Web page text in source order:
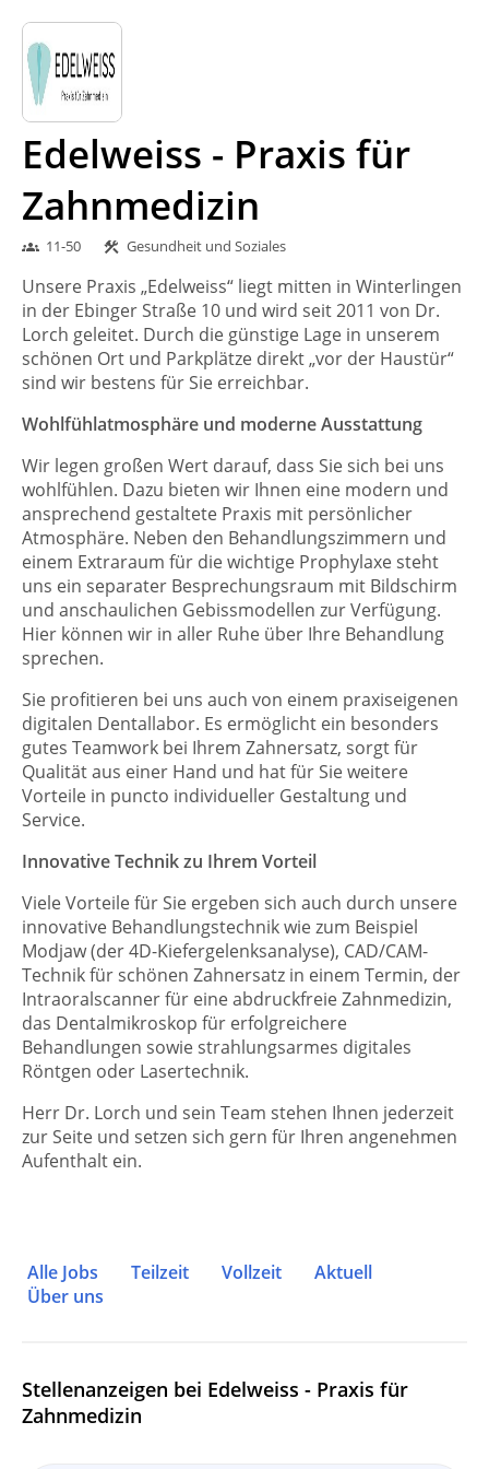
Edelweiss - Praxis für
Zahnmedizin
groups 11-50 construction Gesundheit und Soziales
Unsere Praxis „Edelweiss“ liegt mitten in Winterlingen
in der Ebinger Straße 10 und wird seit 2011 von Dr.
Lorch geleitet. Durch die günstige Lage in unserem
schönen Ort und Parkplätze direkt „vor der Haustür“
sind wir bestens für Sie erreichbar.
Wohlfühlatmosphäre und moderne Ausstattung
Wir legen großen Wert darauf, dass Sie sich bei uns
wohlfühlen. Dazu bieten wir Ihnen eine modern und
ansprechend gestaltete Praxis mit persönlicher
Atmosphäre. Neben den Behandlungszimmern und
einem Extraraum für die wichtige Prophylaxe steht
uns ein separater Besprechungsraum mit Bildschirm
und anschaulichen Gebissmodellen zur Verfügung.
Hier können wir in aller Ruhe über Ihre Behandlung
sprechen.
Sie profitieren bei uns auch von einem praxiseigenen
digitalen Dentallabor. Es ermöglicht ein besonders
gutes Teamwork bei Ihrem Zahnersatz, sorgt für
Qualität aus einer Hand und hat für Sie weitere
Vorteile in puncto individueller Gestaltung und
Service.
Innovative Technik zu Ihrem Vorteil
Viele Vorteile für Sie ergeben sich auch durch unsere
innovative Behandlungstechnik wie zum Beispiel
Modjaw (der 4D-Kiefergelenksanalyse), CAD/CAM-
Technik für schönen Zahnersatz in einem Termin, der
Intraoralscanner für eine abdruckfreie Zahnmedizin,
das Dentalmikroskop für erfolgreichere
Behandlungen sowie strahlungsarmes digitales
Röntgen oder Lasertechnik.
Herr Dr. Lorch und sein Team stehen Ihnen jederzeit
zur Seite und setzen sich gern für Ihren angenehmen
Aufenthalt ein.
Alle Jobs Teilzeit Vollzeit
Aktuell
Über uns
Stellenanzeigen bei Edelweiss - Praxis für
Zahnmedizin